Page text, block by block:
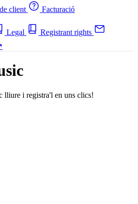
client
Facturació
Legal
Registrant rights
lliure i registra'l en uns clics!